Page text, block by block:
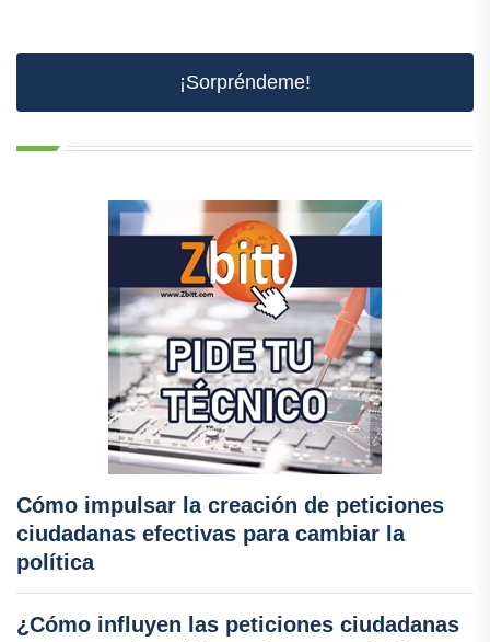
¡Sorpréndeme!
Cómo impulsar la creación de peticiones
ciudadanas efectivas para cambiar la
política
¿Cómo influyen las peticiones ciudadanas